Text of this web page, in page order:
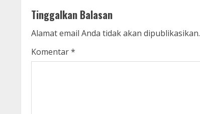
i
n
u
Tinggalkan Balasan
Alamat email Anda tidak akan dipublikasikan.
Komentar*